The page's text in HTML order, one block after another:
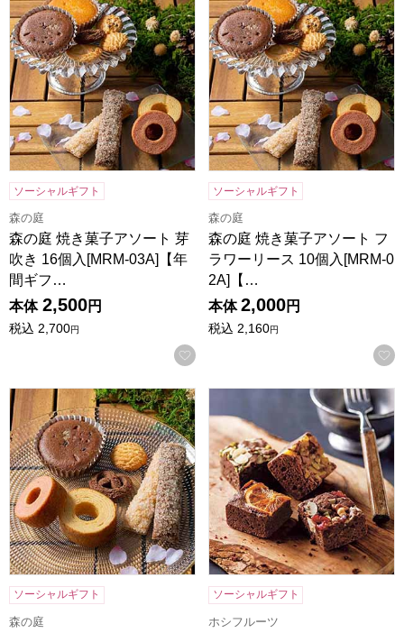
ソーシャルギフト
森の庭
森の庭 焼き菓子アソート 芽
吹き 16個入[MRM-03A]【年
間ギフ…
本体 2,500円
税込 2,700円
お気に入りに登録する
ソーシャルギフト
森の庭
森の庭 焼き菓子アソート フ
ラワーリース 10個入[MRM-0
2A]【…
本体 2,000円
税込 2,160円
森の庭 焼き菓子アソート フラワーリース 7個入[MRM-01A]
ソーシャルギフト
森の庭
ホシフルーツ ナッツとドラ
ソーシャルギフト
ホシフルーツ